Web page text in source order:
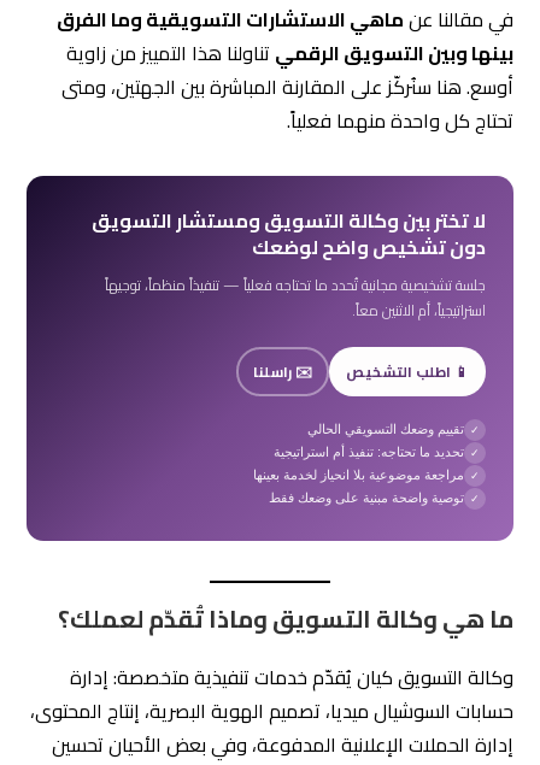
في مقالنا عنماهي الاستشارات التسويقية وما الفرق
بينها وبين التسويق الرقمي تناولنا هذا التمييز من زاوية
أوسع. هنا سنُركّز على المقارنة المباشرة بين الجهتين، ومتى
تحتاج كل واحدة منهما فعلياً.
لا تختر بين وكالة التسويق ومستشار التسويق
دون تشخيص واضح لوضعك
جلسة تشخيصية مجانية تُحدد ما تحتاجه فعلياً — تنفيذاً منظماً، توجيهاً
استراتيجياً، أم الاثنين معاً.
📱 اطلب التشخيص ✉️ راسلنا
✓ تقييم وضعك التسويقي الحالي
✓ تحديد ما تحتاجه: تنفيذ أم استراتيجية
✓ مراجعة موضوعية بلا انحياز لخدمة بعينها
✓ توصية واضحة مبنية على وضعك فقط
ما هي وكالة التسويق وماذا تُقدّم لعملك؟
وكالة التسويق كيان يُقدّم خدمات تنفيذية متخصصة: إدارة
حسابات السوشيال ميديا، تصميم الهوية البصرية، إنتاج المحتوى،
إدارة الحملات الإعلانية المدفوعة، وفي بعض الأحيان تحسين